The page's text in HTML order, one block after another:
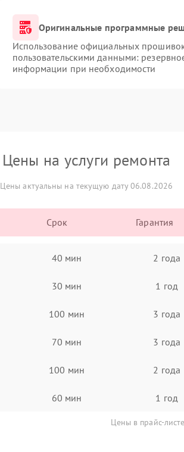
Оригинальные программные
Использование официальных
пользовательскими данными:
информации при необходимости
Цены на услуги ремонта
Цены актуальны на текущую дату 06.08.2026
Срок Гарантия
40 мин 2 года
30 мин 1 год
100 мин 3 года
70 мин 3 года
100 мин 2 года
60 мин 1 год
Цены в прайс-